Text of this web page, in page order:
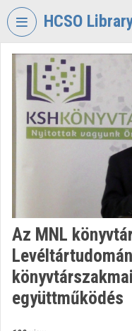
Skip header
HCSO
VIDEO TORIUM
HUNGARIAN
CENTRAL
STATISTICAL
Organization home
Organization discovery
Categories
Az MNL
együttműködés